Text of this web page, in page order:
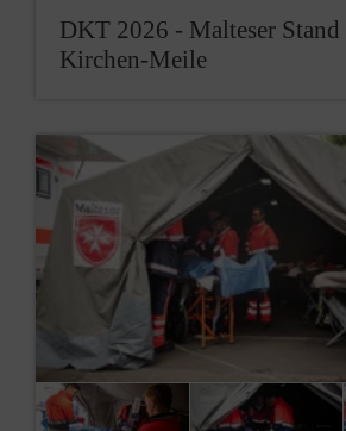
DKT 2026 - Malteser Stand
Kirchen-Meile